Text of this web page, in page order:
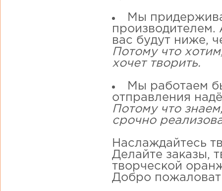
Мы
производителем.
вас будут ниже,
Потому что
хочет творить.
Мы работаем
отправления
Потому что
срочно
Наслаждайтесь
Делайте заказы,
творческой
Добро